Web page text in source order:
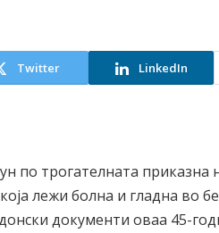
Twitter LinkedIn
по трогателната
лежи болна и гладна во
документи оваа 45-